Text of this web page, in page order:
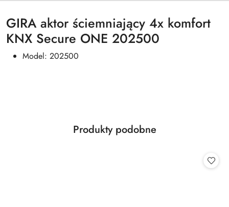
GIRA aktor ściemniający 4x komfort
KNX Secure ONE 202500
Model: 202500
Pomiń karuzelę produktów
Produkty
Produkty podobne